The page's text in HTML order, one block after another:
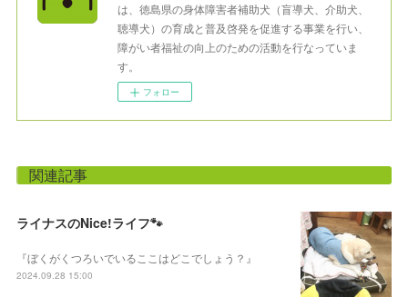
は、徳島県の身体障害者補助犬（盲導犬、介助犬、
聴導犬）の育成と普及啓発を促進する事業を行い、
障がい者福祉の向上のための活動を行なっていま
す。
フォロー
関連記事
ライナスのNice!ライフ🐾
『ぼくがくつろいでいるここはどこでしょう？』
2024.09.28 15:00